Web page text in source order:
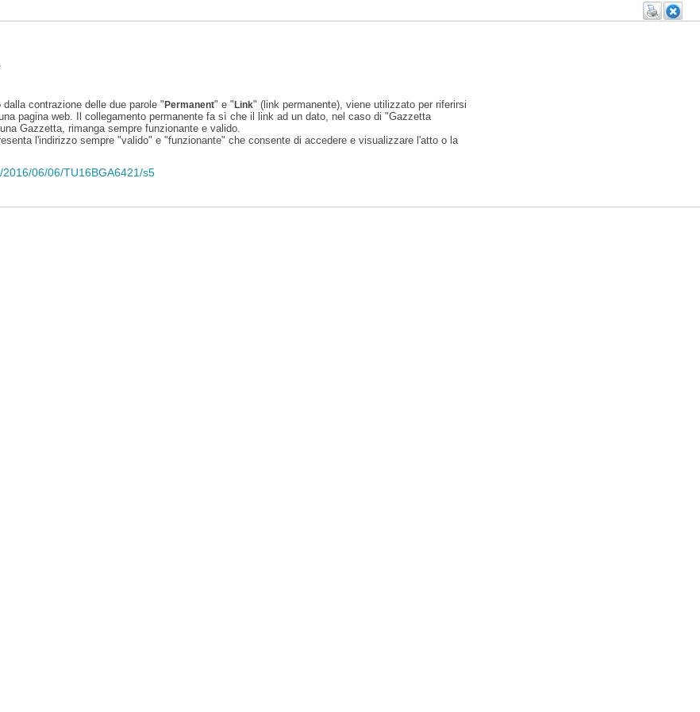
dalla contrazione delle due parole "Permanent" e "Link" (link permanente), viene utilizzato per riferirsi
pagina web. Il collegamento permanente fa sì che il link ad un dato, nel caso di "Gazzetta
Gazzetta, rimanga sempre funzionante e valido.
l'indirizzo sempre "valido" e "funzionante" che consente di accedere e visualizzare l'atto o la
06/06/TU16BGA6421/s5